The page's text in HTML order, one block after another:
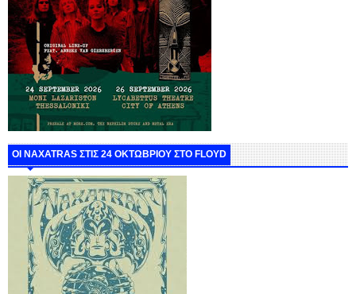
ΟΙ NAXATRAS ΣΤΙΣ 24 ΟΚΤΩΒΡΙΟΥ ΣΤΟ FLOYD